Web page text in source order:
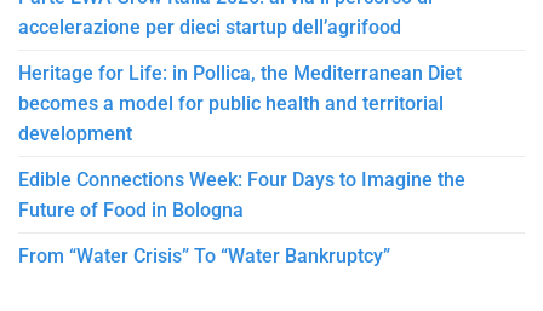
accelerazione per dieci startup dell’agrifood
Heritage for Life: in Pollica, the Mediterranean Diet
becomes a model for public health and territorial
development
Edible Connections Week: Four Days to Imagine the
Future of Food in Bologna
From “Water Crisis” To “Water Bankruptcy”